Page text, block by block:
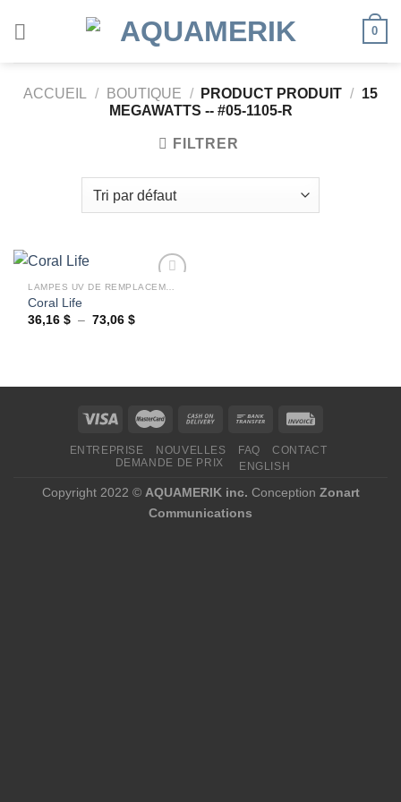
0
ACCUEIL / BOUTIQUE / PRODUCT PRODUIT / 15
MEGAWATTS -- #05-1105-R
FILTRER
Coral Life
36,16$ – 73,06$Plage
ENTREPRISE NOUVELLES FAQ
CONTACT
DEMANDE DE PRIX
ENGLISH
Copyright 2022 © AQUAMERIK inc. Conception Zonart
Communications